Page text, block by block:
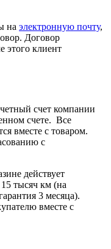
на электронную почту,
Договор
этого клиент
счет компании
счете. Все
вместе с товаром.
с
действует
тысяч км (на
3 месяца).
вместе с